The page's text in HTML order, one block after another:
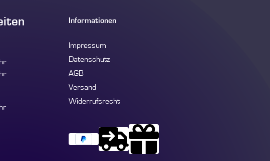
Informationen
Impressum
Datenschutz
AGB
Versand
Widerrufsrecht